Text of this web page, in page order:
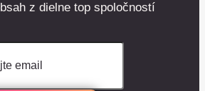
z dielne top spoločností